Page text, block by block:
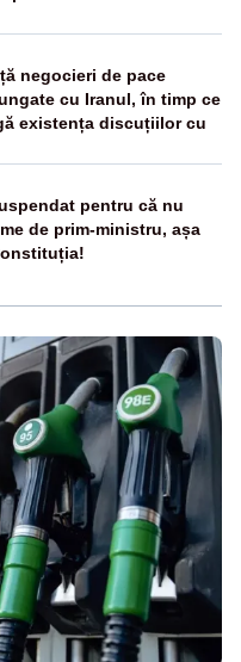
negocieri de pace
cu Iranul, în timp ce
existența discuțiilor cu
pentru că nu
de prim-ministru, așa